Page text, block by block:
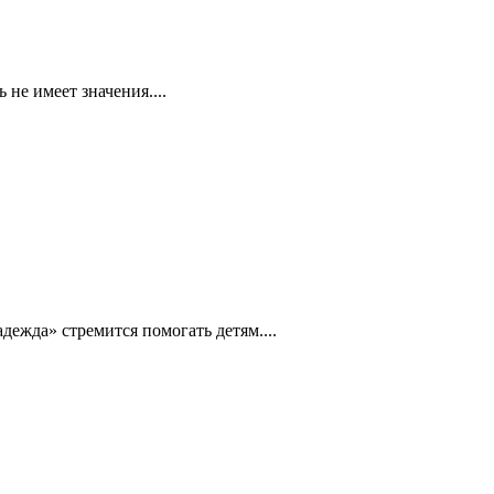
имеет значения....
стремится помогать детям....